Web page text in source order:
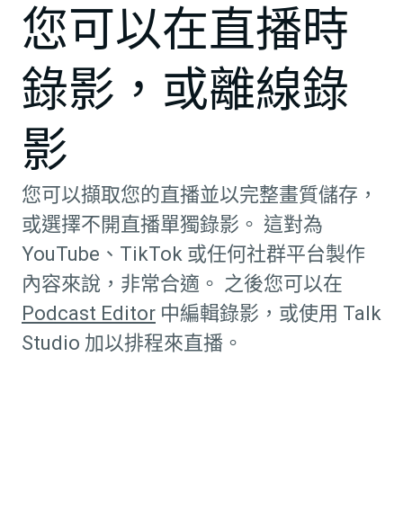
您可以在直播時
錄影，或離線錄
影
您可以擷取您的直播並以完整畫質儲存，
或選擇不開直播單獨錄影。 這對為
YouTube、TikTok 或任何社群平台製作
內容來說，非常合適。 之後您可以在
Podcast Editor 中編輯錄影，或使用 Talk
Studio 加以排程來直播。